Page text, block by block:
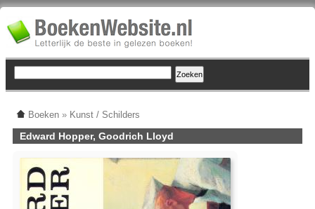
Boeken » Kunst / Schilders
Edward Hopper, Goodrich Lloyd